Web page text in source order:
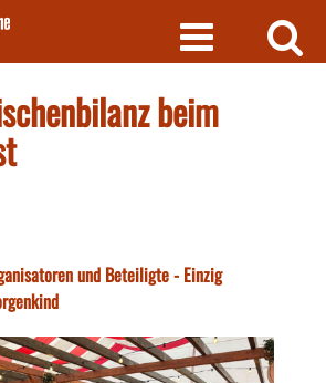
beim
und Beteiligte - Einzig